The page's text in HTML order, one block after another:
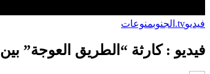
فيديوtv.الجنوب منوعات
فيديو : كارثة “الطريق العوجة”